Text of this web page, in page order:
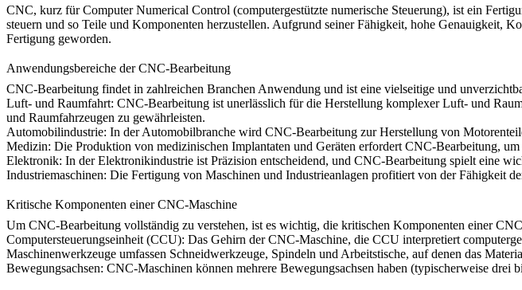
CNC, kurz für Computer Numerical Control (computergestützte numerische Steuerung), ist ein
steuern und so Teile und Komponenten herzustellen. Aufgrund seiner Fähigkeit, hohe Genauigkeit,
Fertigung geworden.
Anwendungsbereiche der CNC-Bearbeitung
CNC-Bearbeitung findet in zahlreichen Branchen Anwendung und ist eine vielseitige und
Luft- und Raumfahrt: CNC-Bearbeitung ist unerlässlich für die Herstellung komplexer Luft- und
und Raumfahrzeugen zu gewährleisten.
Automobilindustrie: In der Automobilbranche wird CNC-Bearbeitung zur Herstellung von
Medizin: Die Produktion von medizinischen Implantaten und Geräten erfordert CNC-Bearbeitung,
Elektronik: In der Elektronikindustrie ist Präzision entscheidend, und CNC-Bearbeitung spielt eine
Industriemaschinen: Die Fertigung von Maschinen und Industrieanlagen profitiert von der Fähigkeit
Kritische Komponenten einer CNC-Maschine
Um CNC-Bearbeitung vollständig zu verstehen, ist es wichtig, die kritischen Komponenten einer
Computersteuerungseinheit (CCU): Das Gehirn der CNC-Maschine, die CCU interpretiert
Maschinenwerkzeuge umfassen Schneidwerkzeuge, Spindeln und Arbeitstische, auf denen das
Bewegungsachsen: CNC-Maschinen können mehrere Bewegungsachsen haben (typischerweise